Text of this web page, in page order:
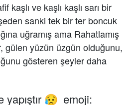
kaşlı ve kaşlı kaşlı sarı bir
sanki tek bir ter boncuk
uğramış ama Rahatlamış
gülen yüzün üzgün olduğunu,
gösteren şeyler daha
😥 emoji: